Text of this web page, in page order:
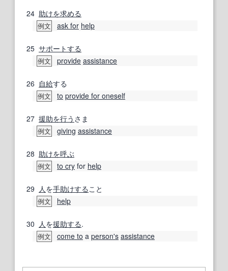
24 助けを求める
例文 ask for help
25 サポートする
例文 provide assistance
26 自給する
例文 to provide for oneself
27 援助を行う さま
例文 giving assistance
28 助けを呼ぶ
例文 to cry for help
29 人 を手助けする こと
例文 help
30 人 を援助する.
例文 come to a person's assistance